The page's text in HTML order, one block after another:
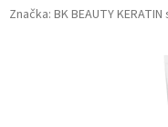
Značka: BK BEAUTY KERATIN